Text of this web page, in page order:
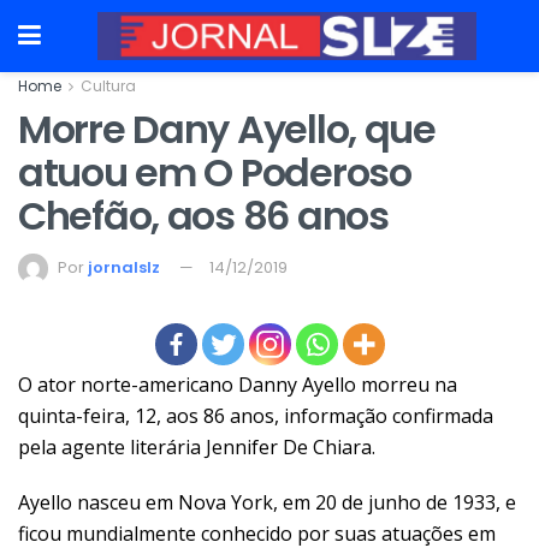
Home Cultura
Morre Dany Ayello, que
atuou em O Poderoso
Chefão, aos 86 anos
Por jornalslz 14/12/2019
O ator norte-americano Danny Ayello morreu na
quinta-feira, 12, aos 86 anos, informação confirmada
pela agente literária Jennifer De Chiara.
Ayello nasceu em Nova York, em 20 de junho de 1933, e
ficou mundialmente conhecido por suas atuações em